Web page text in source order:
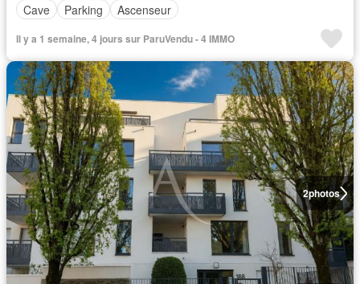
Cave
Parking Ascenseur
Il y a 1 semaine, 4 jours sur ParuVendu - 4 IMMO
2photos